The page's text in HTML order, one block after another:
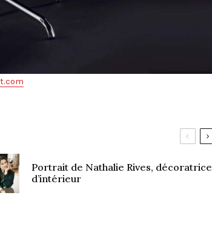
Portrait de Nathalie Rives, décoratrice
d’intérieur